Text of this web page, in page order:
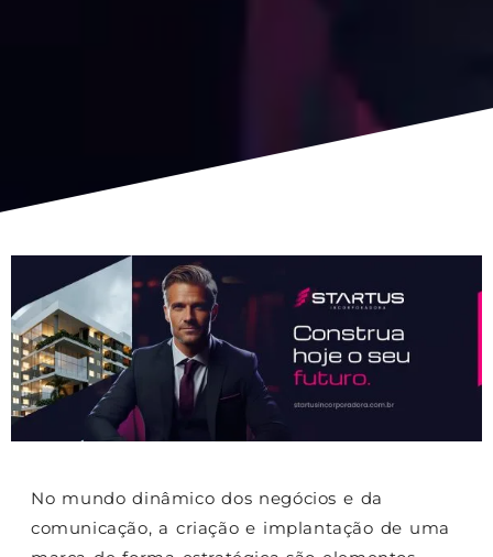
No mundo dinâmico dos negócios e da
comunicação, a criação e implantação de uma